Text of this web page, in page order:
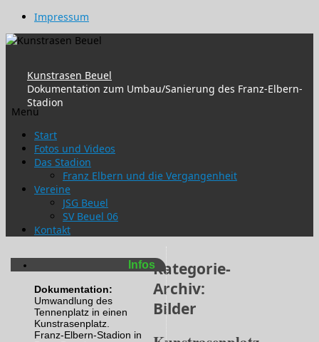
Impressum
Kunstrasen Beuel
Dokumentation zum Umbau/Sanierung des Franz-Elbern-
Stadion
Menü
Zum
Inhalt
springen
Start
Fotos und Videos
Das Stadion
Franz Elbern und die Vergangenheit
Vereine
JSG Beuel
SV Beuel 06
Kontakt
Kategorie-
Archiv:
Bilder
Infos
Dokumentation:
Umwandlung des
Tennenplatz in einen
Kunstrasenplatz.
Franz-Elbern-Stadion in